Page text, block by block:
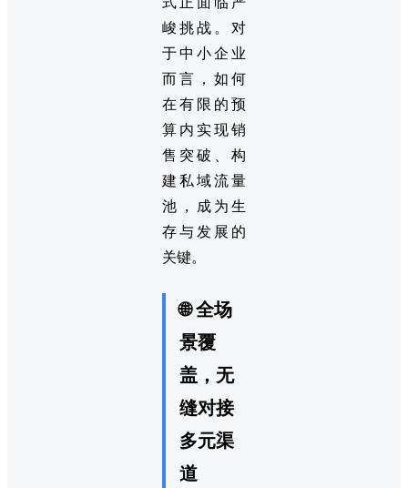
峻挑战。对
于中小企业
而言，如何
在有限的预
算内实现销
售突破、构
建私域流量
池，成为生
存与发展的
关键。
🌐 全场
景覆
盖，无
缝对接
多元渠
道